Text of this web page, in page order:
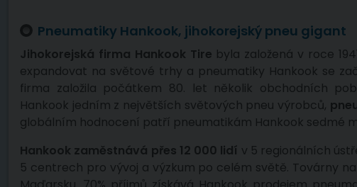
Pneumatiky Hankook, jihokorejský pneu gigant
Jihokorejská firma Hankook Tire byla založená v roce
expandovat na světové trhy a pneumatiky Hankook se
firma založila počátkem 80. let několik obchodních
Hankook jedním z největších světových pneu výrobců,
globálním hodnocení patří pneumatikám Hankook sedmé
Hankook zaměstnává přes 12 000 lidí v 5 regionálních
5 centrech pro vývoj a výzkum po celém světě. Továrny